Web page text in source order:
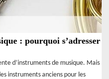
: pourquoi s’adresser
d’instruments de musique. Mais
instruments anciens pour les